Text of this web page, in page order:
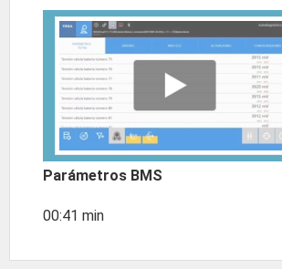
Parámetros BMS
00:41 min